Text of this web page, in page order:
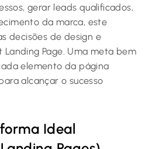
gerar leads qualificados,
da marca, este
decisões de design e
Page. Uma meta bem
elemento da página
alcançar o sucesso
Ideal